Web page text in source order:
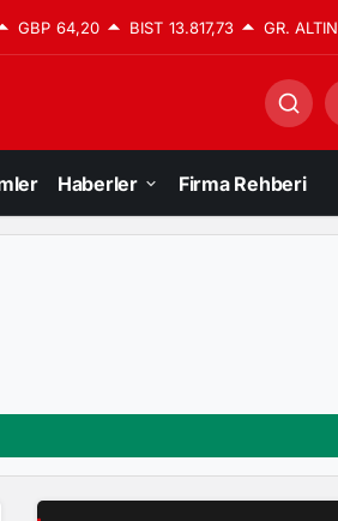
GBP 64,20 BIST 13.817,73 GR. ALTIN
Haberler Firma Rehberi